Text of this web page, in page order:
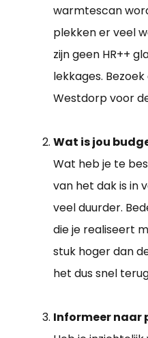
warmtescan
plekken er veel
zijn geen HR++
lekkages.
Westdorp voor
Wat is jou
Wat heb je te
van het dak is in
veel duurder.
die je realiseert
stuk hoger dan
het dus snel
Informeer naar